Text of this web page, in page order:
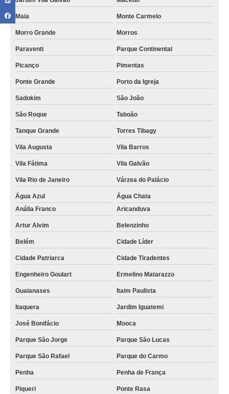
Maia Monte Carmelo
Morro Grande Morros
Paraventi Parque Continental
Picanço Pimentas
Ponte Grande Porto da Igreja
Sadokim São João
São Roque Taboão
Tanque Grande Torres Tibagy
Vila Augusta Vila Barros
Vila Fátima Vila Galvão
Vila Rio de Janeiro Várzea do Palácio
Água Azul
Água Chata
Anália Franco
Aricanduva
Artur Alvim Belenzinho
Belém Cidade Líder
Cidade Patriarca Cidade Tiradentes
Engenheiro Goulart Ermelino Matarazzo
Guaianases Itaim Paulista
Itaquera Jardim Iguatemi
José Bonifácio Mooca
Parque São Jorge Parque São Lucas
Parque São Rafael Parque do Carmo
Penha Penha de França
Piqueri Ponte Rasa